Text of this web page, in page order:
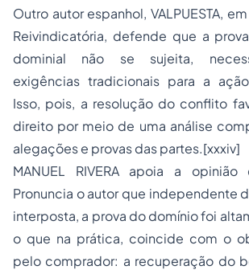
Outro autor espanhol, VALPUESTA,
Reivindicatória, defende que a
dominial não se sujeita,
exigências tradicionais para a
Isso, pois, a resolução do conflito
direito por meio de uma análise
alegações e provas das partes.[xxxiv]
MANUEL RIVERA apoia a opinião
Pronuncia o autor que independente
interposta, a prova do domínio foi
o que na prática, coincide com o
pelo comprador: a recuperação do